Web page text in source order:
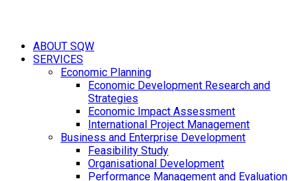
ABOUT SQW
SERVICES
Economic Planning
Economic Development Research and
Strategies
Economic Impact Assessment
International Project Management
Business and Enterprise Development
Feasibility Study
Organisational Development
Performance Management and Evaluation